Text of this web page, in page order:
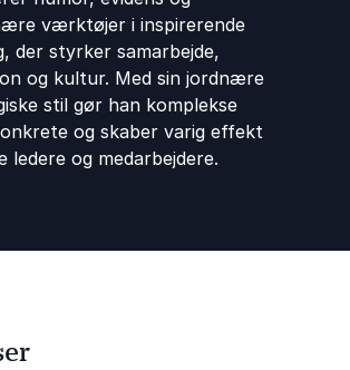
værktøjer i inspirerende
der styrker samarbejde,
og kultur. Med sin jordnære
stil gør han komplekse
og skaber varig effekt
ledere og medarbejdere.